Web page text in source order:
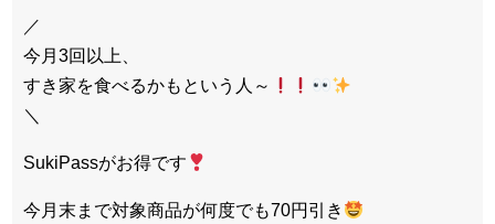
／
今月3回以上、
すき家を食べるかもという人～
＼
SukiPassがお得です
今月末まで対象商品が何度でも70円引き